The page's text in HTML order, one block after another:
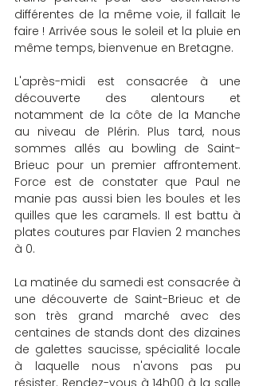
différentes de la même voie, il fallait le
faire ! Arrivée sous le soleil et la pluie en
même temps, bienvenue en Bretagne.
L'après-midi est consacrée à une
découverte des alentours et
notamment de la côte de la Manche
au niveau de Plérin. Plus tard, nous
sommes allés au bowling de Saint-
Brieuc pour un premier affrontement.
Force est de constater que Paul ne
manie pas aussi bien les boules et les
quilles que les caramels. Il est battu à
plates coutures par Flavien 2 manches
à 0.
La matinée du samedi est consacrée à
une découverte de Saint-Brieuc et de
son très grand marché avec des
centaines de stands dont des dizaines
de galettes saucisse, spécialité locale
à laquelle nous n'avons pas pu
résister. Rendez-vous à 14h00 à la salle